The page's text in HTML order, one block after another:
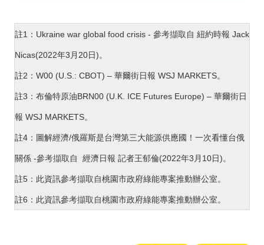
註1：Ukraine war global food crisis - 參考擷取自 紐約時報 Jack
Nicas(2022年3月20日)。
註2：W00 (U.S.: CBOT) – 華爾街日報 WSJ MARKETS。
註3 ： 布倫特原油BRN00 (U.K. ICE Futures Europe) – 華爾街日
報 WSJ MARKETS。
註4：圖解經濟/俄羅斯是台灣第三大能源供應國！一次看懂台俄
關係 -參考擷取自 經濟日報 記者王郁倫(2022年3月10日)。
註5：此資訊參考擷取自桃園市政府綠能專案推動辦公室。
註6：此資訊參考擷取自桃園市政府綠能專案推動辦公室。